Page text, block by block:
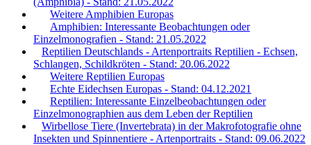
Weitere Amphibien Europas
Amphibien: Interessante Beobachtungen oder
Einzelmonografien - Stand: 21.05.2022
Reptilien Deutschlands - Artenportraits Reptilien - Echsen,
Schlangen, Schildkröten - Stand: 20.06.2022
Weitere Reptilien Europas
Echte Eidechsen Europas - Stand: 04.12.2021
Reptilien: Interessante Einzelbeobachtungen oder
Einzelmonographien aus dem Leben der Reptilien
Wirbellose Tiere (Invertebrata) in der Makrofotografie ohne
Insekten und Spinnentiere - Artenportraits - Stand: 09.06.2022